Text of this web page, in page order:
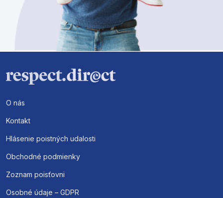
O nás
Kontakt
Hlásenie poistných udalosti
Obchodné podmienky
Zoznam poisťovni
Osobné údaje – GDPR